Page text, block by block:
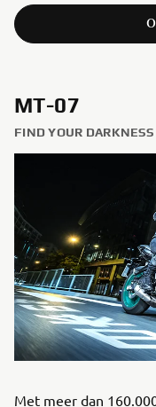
MT-07
FIND YOUR DARKNESS
Met meer dan